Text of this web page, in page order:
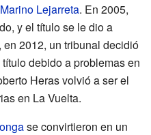
Marino Lejarreta. En 2005,
y el título se le dio a
2012, un tribunal decidió
debido a problemas en
Heras volvió a ser el
en La Vuelta.
se convirtieron en un